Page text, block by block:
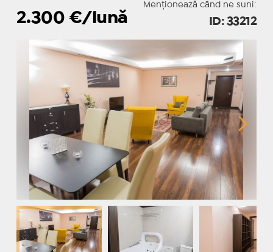
Menționează când ne suni:
2.300 €/lună ID: 33212